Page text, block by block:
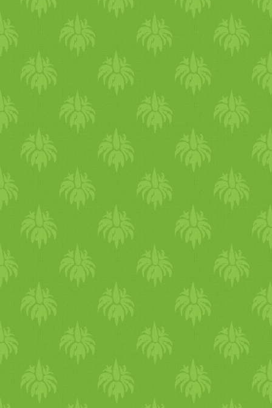
rétegesen, hogy a kinti és
legyen a testhőd. Kerüld
utána kimész a
hidegbe. A
védenek a
hidegellen, de
hangulatodat is feldobják.
távozik, így mindig tartsd
rutin biztosítja a
jól látjuk agyerek
eknél, de
mag ukon, hogy azért
feküdtek le időben vagy
felnőtt emberek
stabil napirendre. A